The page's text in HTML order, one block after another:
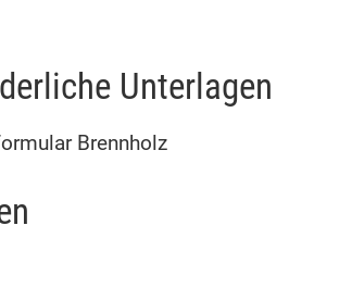
Unterlagen
Brennholz